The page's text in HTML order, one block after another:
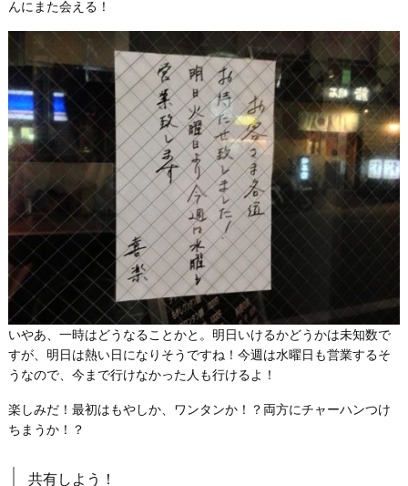
んにまた会える！
いやあ、一時はどうなることかと。明日いけるかどうかは未知数で
すが、明日は熱い日になりそうですね！今週は水曜日も営業するそ
うなので、今まで行けなかった人も行けるよ！
楽しみだ！最初はもやしか、ワンタンか！？両方にチャーハンつけ
ちまうか！？
共有しよう！